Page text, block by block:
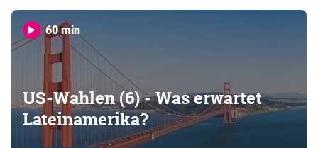
60 min
US-Wahlen (6) - Was erwartet
Lateinamerika?